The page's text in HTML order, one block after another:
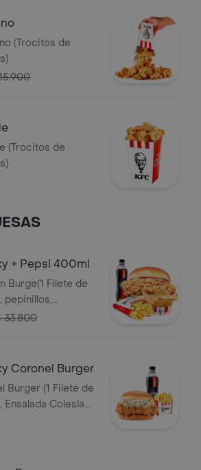
(Trocitos de
(Trocitos de
+ Pepsi 400ml
Burge(1 Filete de
y mantequilla) + 1
33.800
Coronel Burger
Burger (1 Filete de